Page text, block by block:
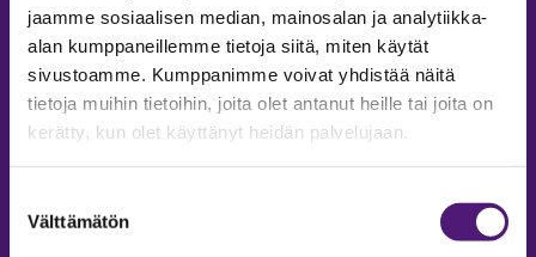
jaamme sosiaalisen median, mainosalan ja analytiikka-
alan kumppaneillemme tietoja siitä, miten käytät
sivustoamme. Kumppanimme voivat yhdistää näitä
tietoja muihin tietoihin, joita olet antanut heille tai joita on
kerätty, kun olet käyttänyt heidän palvelujaan.
valinta
Välttämätön
MAJOITUS
Tiedustelut & Varaukset